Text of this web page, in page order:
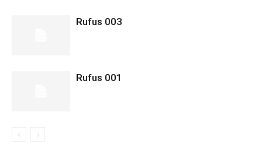
Rufus 003
Rufus 001